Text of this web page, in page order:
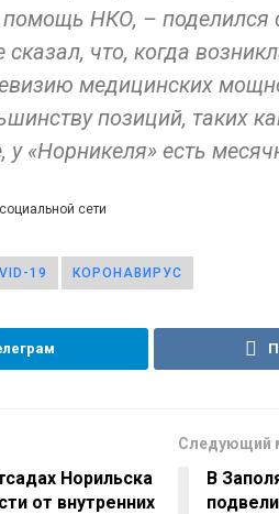
НКО, – поделился
что, когда
медицинских
позиций, таких
«Норникеля» есть
сети
19 КОРОНАВИРУС
Норильска
от внутренних
Следующий
В